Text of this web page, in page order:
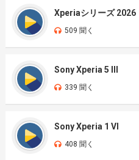
Xperiaシリーズ 2026
509 聞く
Sony Xperia 5 III
339 聞く
Sony Xperia 1 VI
408 聞く